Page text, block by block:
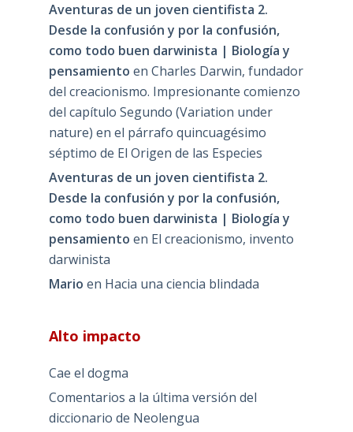
Aventuras de un joven cientifista 2.
Desde la confusión y por la confusión,
como todo buen darwinista | Biología y
pensamiento en Charles Darwin, fundador
del creacionismo. Impresionante comienzo
del capítulo Segundo (Variation under
nature) en el párrafo quincuagésimo
séptimo de El Origen de las Especies
Aventuras de un joven cientifista 2.
Desde la confusión y por la confusión,
como todo buen darwinista | Biología y
pensamiento en El creacionismo, invento
darwinista
Mario en Hacia una ciencia blindada
Alto impacto
Cae el dogma
Comentarios a la última versión del
diccionario de Neolengua